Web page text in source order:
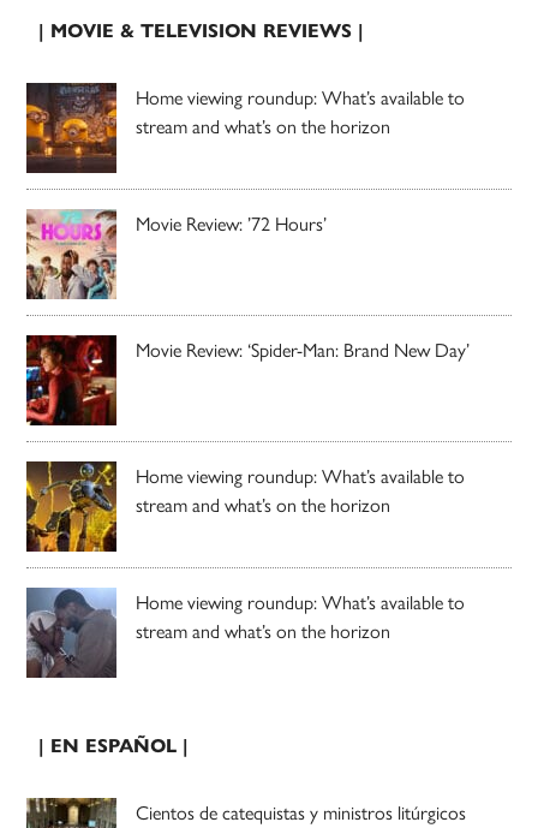
| MOVIE & TELEVISION REVIEWS |
Home viewing roundup: What’s available to
stream and what’s on the horizon
Movie Review: ’72 Hours’
Movie Review: ‘Spider-Man: Brand New Day’
Home viewing roundup: What’s available to
stream and what’s on the horizon
Home viewing roundup: What’s available to
stream and what’s on the horizon
| EN ESPAÑOL |
Cientos de catequistas y ministros litúrgicos